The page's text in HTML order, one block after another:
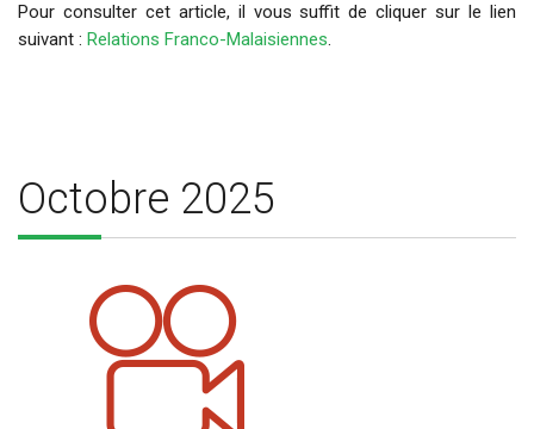
Pour consulter cet article, il vous suffit de cliquer sur le lien
suivant : Relations Franco-Malaisiennes.
Octobre 2025